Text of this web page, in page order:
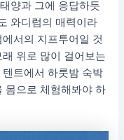
양과 그에 응답하듯
와디럼의 매력이라
서의 지프투어일 것
위로 많이 걸어보는
트에서 하룻밤 숙박
몸으로 체험해봐야 하